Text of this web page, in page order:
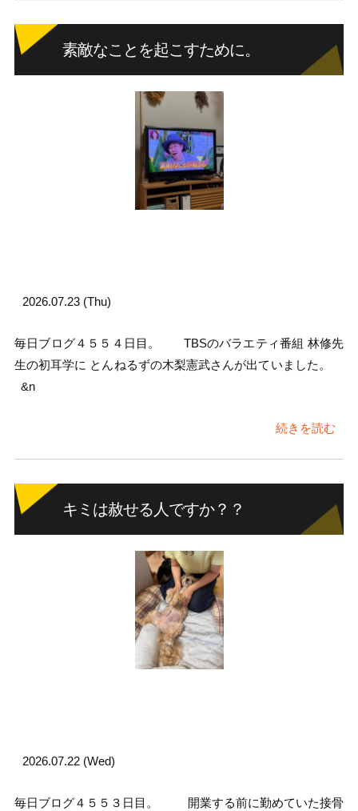
素敵なことを起こすために。
2026.07.23 (Thu)
毎日ブログ４５５４日目。 TBSのバラエティ番組 林修先
生の初耳学に とんねるずの木梨憲武さんが出ていました。
&n
続きを読む
キミは赦せる人ですか？？
2026.07.22 (Wed)
毎日ブログ４５５３日目。 開業する前に勤めていた接骨